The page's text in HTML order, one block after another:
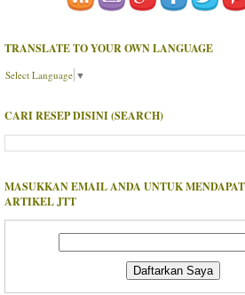
TRANSLATE TO YOUR OWN LANGUAGE
Select Language ▼
CARI RESEP DISINI (SEARCH)
MASUKKAN EMAIL ANDA UNTUK
ARTIKEL JTT